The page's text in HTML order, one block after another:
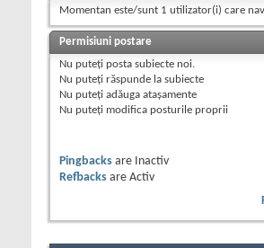
Momentan este/sunt 1 utilizator(i) care
Permisiuni postare
Nu puteţi posta subiecte noi.
Nu puteţi răspunde la subiecte
Nu puteţi adăuga ataşamente
Nu puteţi modifica posturile proprii
Pingbacks are
Inactiv
Refbacks are Activ